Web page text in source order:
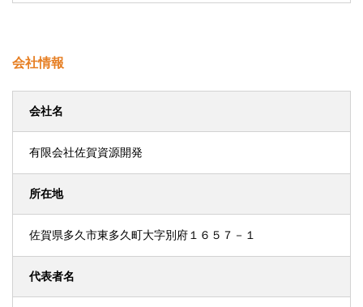
会社情報
会社名
有限会社佐賀資源開発
所在地
佐賀県多久市東多久町大字別府１６５７－１
代表者名